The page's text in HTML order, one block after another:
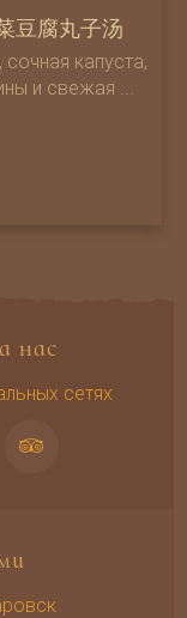
豆腐丸子汤
капуста,
и свежая ...
нас
сетях